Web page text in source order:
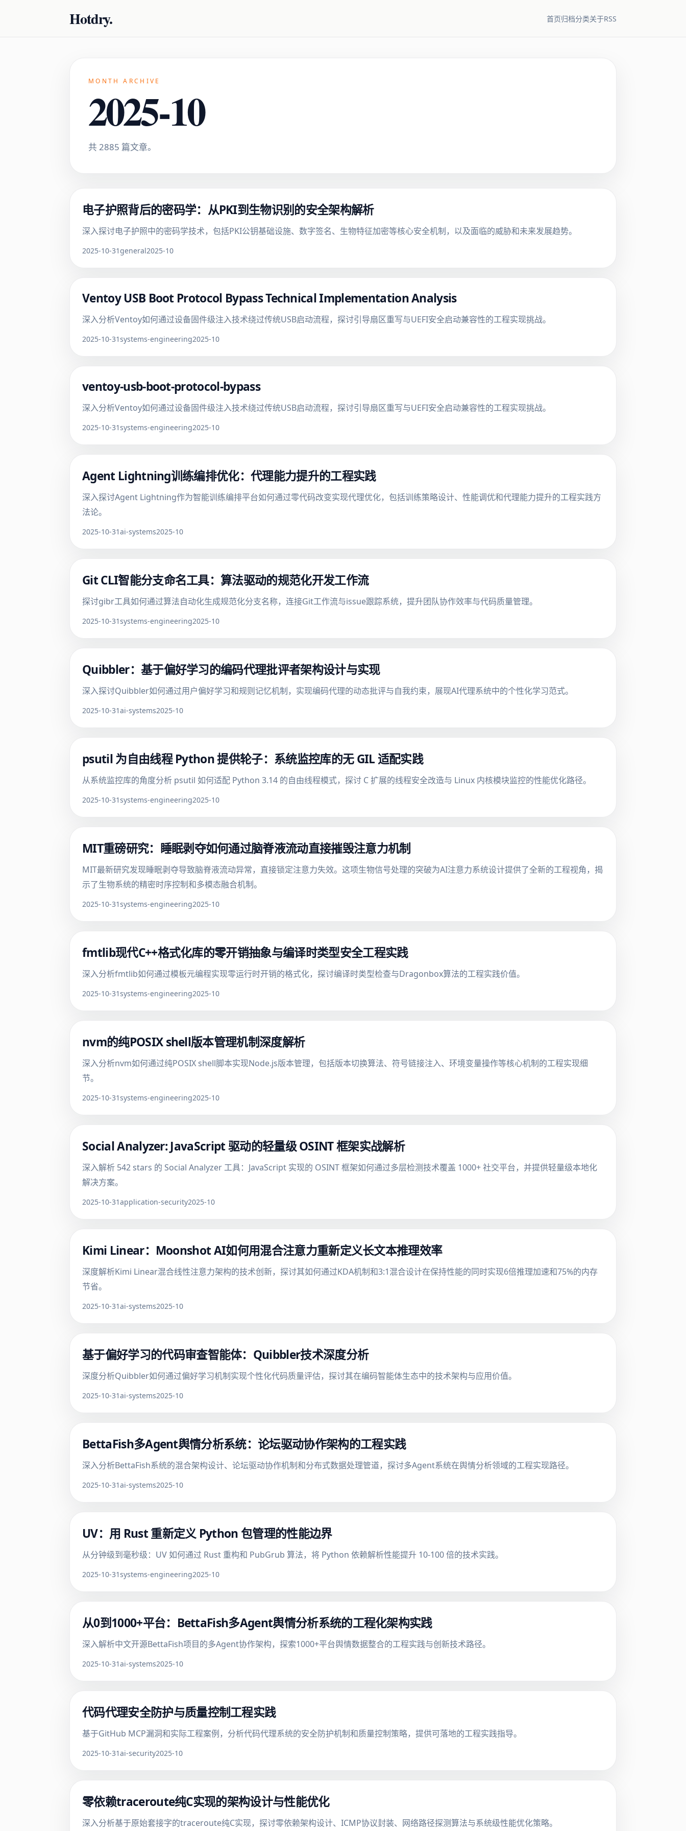
Hotdry. 首页归档分类关于RSS
MONTH ARCHIVE
2025-10
共 2885 篇文章。
电子护照背后的密码学：从PKI到生物识别的安全架构解析
深入探讨电子护照中的密码学技术，包括PKI公钥基础设施、数字签名、生物特征加密等核心安全机制，以及面临的威胁和未来发展趋势。
2025-10-31general2025-10
Ventoy USB Boot Protocol Bypass Technical Implementation Analysis
深入分析Ventoy如何通过设备固件级注入技术绕过传统USB启动流程，探讨引导扇区重写与UEFI安全启动兼容性的工程实现挑战。
2025-10-31systems-engineering2025-10
ventoy-usb-boot-protocol-bypass
深入分析Ventoy如何通过设备固件级注入技术绕过传统USB启动流程，探讨引导扇区重写与UEFI安全启动兼容性的工程实现挑战。
2025-10-31systems-engineering2025-10
Agent Lightning训练编排优化：代理能力提升的工程实践
深入探讨Agent Lightning作为智能训练编排平台如何通过零代码改变实现代理优化，包括训练策略设计、性能调优和代理能力提升的工程实践方
法论。
2025-10-31ai-systems2025-10
Git CLI智能分支命名工具：算法驱动的规范化开发工作流
探讨gibr工具如何通过算法自动化生成规范化分支名称，连接Git工作流与issue跟踪系统，提升团队协作效率与代码质量管理。
2025-10-31systems-engineering2025-10
Quibbler：基于偏好学习的编码代理批评者架构设计与实现
深入探讨Quibbler如何通过用户偏好学习和规则记忆机制，实现编码代理的动态批评与自我约束，展现AI代理系统中的个性化学习范式。
2025-10-31ai-systems2025-10
psutil 为自由线程 Python 提供轮子：系统监控库的无 GIL 适配实践
从系统监控库的角度分析 psutil 如何适配 Python 3.14 的自由线程模式，探讨 C 扩展的线程安全改造与 Linux 内核模块监控的性能优化路径。
2025-10-31systems-engineering2025-10
MIT重磅研究：睡眠剥夺如何通过脑脊液流动直接摧毁注意力机制
MIT最新研究发现睡眠剥夺导致脑脊液流动异常，直接锁定注意力失效。这项生物信号处理的突破为AI注意力系统设计提供了全新的工程视角，揭
示了生物系统的精密时序控制和多模态融合机制。
2025-10-31systems-engineering2025-10
fmtlib现代C++格式化库的零开销抽象与编译时类型安全工程实践
深入分析fmtlib如何通过模板元编程实现零运行时开销的格式化，探讨编译时类型检查与Dragonbox算法的工程实践价值。
2025-10-31systems-engineering2025-10
nvm的纯POSIX shell版本管理机制深度解析
深入分析nvm如何通过纯POSIX shell脚本实现Node.js版本管理，包括版本切换算法、符号链接注入、环境变量操作等核心机制的工程实现细
节。
2025-10-31systems-engineering2025-10
Social Analyzer: JavaScript 驱动的轻量级 OSINT 框架实战解析
深入解析 542 stars 的 Social Analyzer 工具：JavaScript 实现的 OSINT 框架如何通过多层检测技术覆盖 1000+ 社交平台，并提供轻量级本地化
解决方案。
2025-10-31application-security2025-10
Kimi Linear：Moonshot AI如何用混合注意力重新定义长文本推理效率
深度解析Kimi Linear混合线性注意力架构的技术创新，探讨其如何通过KDA机制和3:1混合设计在保持性能的同时实现6倍推理加速和75%的内存
节省。
2025-10-31ai-systems2025-10
基于偏好学习的代码审查智能体：Quibbler技术深度分析
深度分析Quibbler如何通过偏好学习机制实现个性化代码质量评估，探讨其在编码智能体生态中的技术架构与应用价值。
2025-10-31ai-systems2025-10
BettaFish多Agent舆情分析系统：论坛驱动协作架构的工程实践
深入分析BettaFish系统的混合架构设计、论坛驱动协作机制和分布式数据处理管道，探讨多Agent系统在舆情分析领域的工程实现路径。
2025-10-31ai-systems2025-10
UV：用 Rust 重新定义 Python 包管理的性能边界
从分钟级到毫秒级：UV 如何通过 Rust 重构和 PubGrub 算法，将 Python 依赖解析性能提升 10-100 倍的技术实践。
2025-10-31systems-engineering2025-10
从0到1000+平台：BettaFish多Agent舆情分析系统的工程化架构实践
深入解析中文开源BettaFish项目的多Agent协作架构，探索1000+平台舆情数据整合的工程实践与创新技术路径。
2025-10-31ai-systems2025-10
代码代理安全防护与质量控制工程实践
基于GitHub MCP漏洞和实际工程案例，分析代码代理系统的安全防护机制和质量控制策略，提供可落地的工程实践指导。
2025-10-31ai-security2025-10
零依赖traceroute纯C实现的架构设计与性能优化
深入分析基于原始套接字的traceroute纯C实现，探讨零依赖架构设计、ICMP协议封装、网络路径探测算法与系统级性能优化策略。